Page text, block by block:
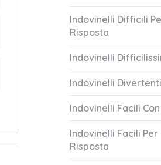
Indovinelli Difficili
Risposta
Indovinelli
Indovinelli
Indovinelli Facili
Indovinelli Facili Per
Risposta